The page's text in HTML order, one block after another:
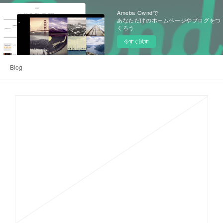
Ameba Owndで
あなただけのホームページやブログをつ
くろう
今すぐ試す
Blog